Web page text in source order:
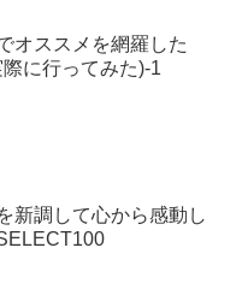
オススメを網羅した
に行ってみた)-1
新調して心から感動し